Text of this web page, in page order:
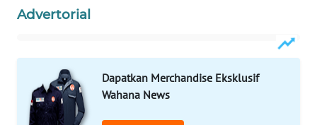
Advertorial
Dapatkan Merchandise Eksklusif
Wahana News
MAWAKA
ID
MARTABAT
NET
PLN